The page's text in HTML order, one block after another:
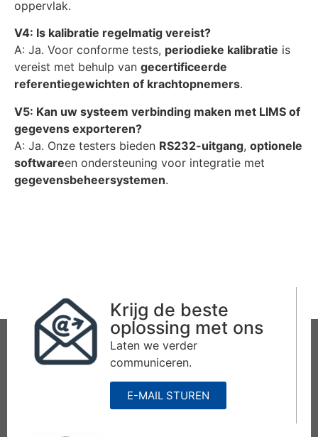
oppervlak.
V4: Is kalibratie regelmatig vereist?
A: Ja. Voor conforme tests, periodieke kalibratie is
vereist met behulp van gecertificeerde
referentiegewichten of krachtopnemers.
V5: Kan uw systeem verbinding maken met LIMS of
gegevens exporteren?
A: Ja. Onze testers bieden RS232-uitgang, optionele
softwareen ondersteuning voor integratie met
gegevensbeheersystemen.
Krijg de beste
oplossing met ons
Laten we verder
communiceren.
E-MAIL STUREN